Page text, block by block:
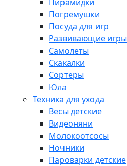
Погремушки
Посуда для игр
Развивающие игры
Самолеты
Скакалки
Сортеры
Юла
Техника для ухода
Весы детские
Видеоняни
Молокоотсосы
Ночники
Пароварки детские